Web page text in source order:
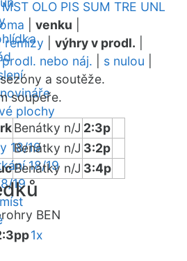
plochy
18/19
18/19
19
MST OLO PIS SUM TRE UNL
venku
remízy výhry v prodl.
prodl. nebo náj. s nulou
a soutěže.
soupeře.
Benátky n/J 2:3p
Benátky n/J 3:2p
Benátky n/J 3:4p
BEN
1x